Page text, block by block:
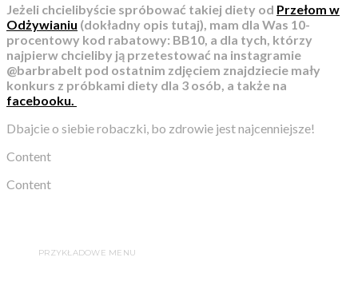
Jeżeli chcielibyście spróbować takiej diety od Przełom w
Odżywianiu (dokładny opis tutaj), mam dla Was 10-
procentowy kod rabatowy: BB10, a dla tych, którzy
najpierw chcieliby ją przetestować na instagramie
@barbrabelt pod ostatnim zdjęciem znajdziecie mały
konkurs z próbkami diety dla 3 osób, a także na
facebooku.
Dbajcie o siebie robaczki, bo zdrowie jest najcenniejsze!
Content
Content
PRZYKŁADOWE MENU